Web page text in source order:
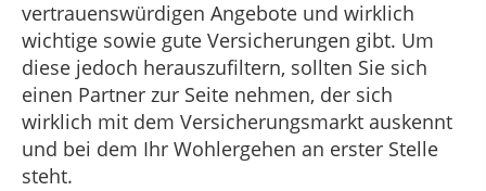
vertrauenswürdigen Angebote und wirklich
wichtige sowie gute Versicherungen gibt. Um
diese jedoch herauszufiltern, sollten Sie sich
einen Partner zur Seite nehmen, der sich
wirklich mit dem Versicherungsmarkt auskennt
und bei dem Ihr Wohlergehen an erster Stelle
steht.